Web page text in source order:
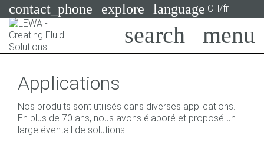
contact_phone explore language CH/fr
Search
Systèmes
Secteurs
Applications
Applications
Nos produits sont utilisés dans diverses applications.
En plus de 70 ans, nous avons élaboré et proposé un
large éventail de solutions.